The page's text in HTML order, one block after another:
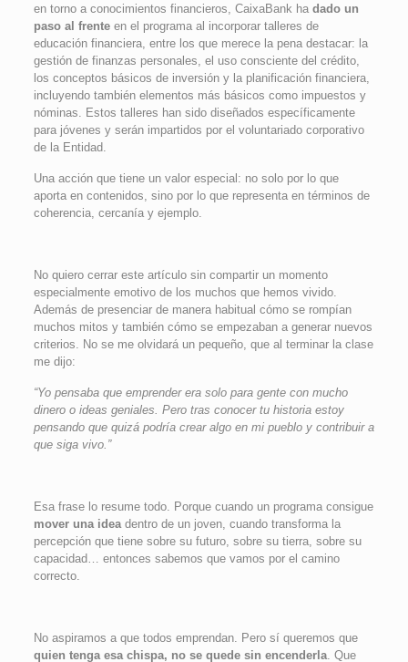
en torno a conocimientos financieros, CaixaBank ha dado un
paso al frente en el programa al incorporar talleres de
educación financiera, entre los que merece la pena destacar: la
gestión de finanzas personales, el uso consciente del crédito,
los conceptos básicos de inversión y la planificación financiera,
incluyendo también elementos más básicos como impuestos y
nóminas. Estos talleres han sido diseñados específicamente
para jóvenes y serán impartidos por el voluntariado corporativo
de la Entidad.
Una acción que tiene un valor especial: no solo por lo que
aporta en contenidos, sino por lo que representa en términos de
coherencia, cercanía y ejemplo.
No quiero cerrar este artículo sin compartir un momento
especialmente emotivo de los muchos que hemos vivido.
Además de presenciar de manera habitual cómo se rompían
muchos mitos y también cómo se empezaban a generar nuevos
criterios. No se me olvidará un pequeño, que al terminar la clase
me dijo:
“Yo pensaba que emprender era solo para gente con mucho
dinero o ideas geniales. Pero tras conocer tu historia estoy
pensando que quizá podría crear algo en mi pueblo y contribuir a
que siga vivo.”
Esa frase lo resume todo. Porque cuando un programa consigue
mover una ideadentro de un joven, cuando transforma la
percepción que tiene sobre su futuro, sobre su tierra, sobre su
capacidad… entonces sabemos que vamos por el camino
correcto.
No aspiramos a que todos emprendan. Pero sí queremos que
quien tenga esa chispa, no se quede sin encenderla. Que